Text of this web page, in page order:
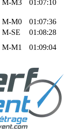
M-M3 01:07:10
M-M0
01:07:36
M-SE
01:08:28
M-M1 01:09:04